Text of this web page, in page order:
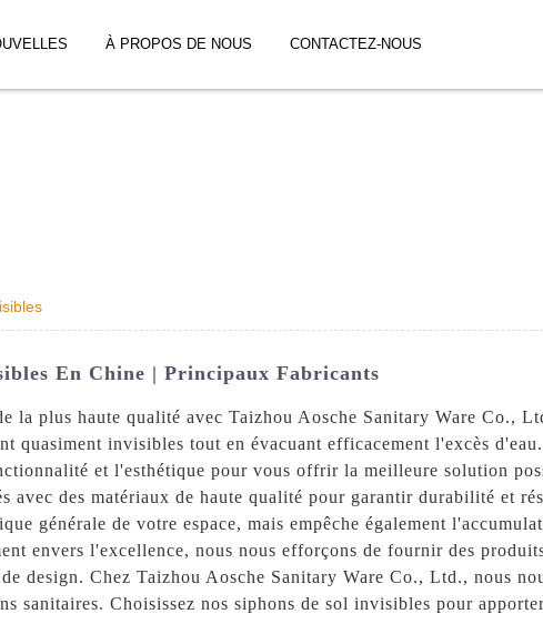
À PROPOS DE NOUS CONTACTEZ-NOUS
En Chine | Principaux Fabricants
la plus haute qualité avec Taizhou Aosche Sanitary Ware Co.,
quasiment invisibles tout en évacuant efficacement l'excès
et l'esthétique pour vous offrir la meilleure solution
avec des matériaux de haute qualité pour garantir durabilité et
générale de votre espace, mais empêche également
envers l'excellence, nous nous efforçons de fournir des
design. Chez Taizhou Aosche Sanitary Ware Co., Ltd., nous
sanitaires. Choisissez nos siphons de sol invisibles pour